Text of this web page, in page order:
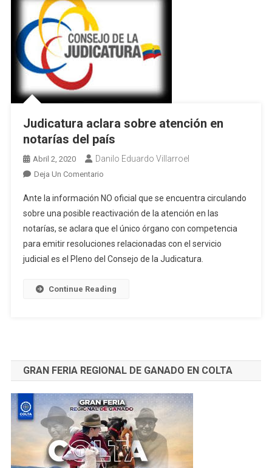
Judicatura aclara sobre atención en
notarías del país
Abril 2, 2020 Danilo Eduardo Villarroel
Deja Un ComentarioEn
Aclara
Sobre
Atención
En
Notarías
País
Ante la información NO oficial que se encuentra circulando
sobre una posible reactivación de la atención en las
notarías, se aclara que el único órgano con competencia
para emitir resoluciones relacionadas con el servicio
judicial es el Pleno del Consejo de la Judicatura.
Continue Reading
GRAN FERIA REGIONAL DE GANADO EN COLTA